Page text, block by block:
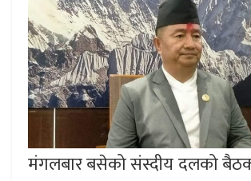
मंगलबार बसेको संस्दीय दलको